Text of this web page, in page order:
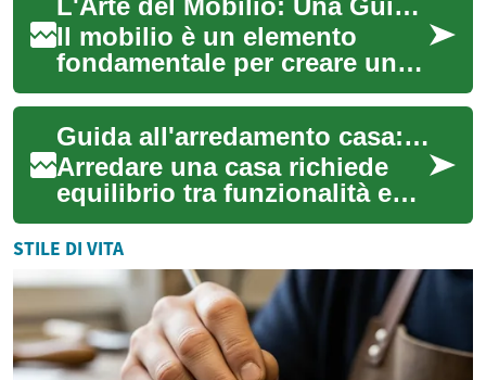
Questo arti...
Il mobilio è un elemento
fondamentale per creare un
ambiente confortevole e
funzionale in ogni casa. Che
si tratti di...
Guida all'arredamento casa: mobili, soggiorno e design d'interni
Arredare una casa richiede
equilibrio tra funzionalità e
estetica: l'obiettivo è creare
spazi che rispondano alle
nec...
STILE DI VITA